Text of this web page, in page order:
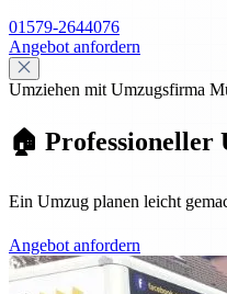
01579-2644076
Angebot anfordern
Umziehen mit Umzugsfirma
🏠 Professioneller
Ein Umzug planen leicht
Angebot anfordern